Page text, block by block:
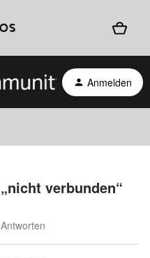
Anmelden
verbunden“